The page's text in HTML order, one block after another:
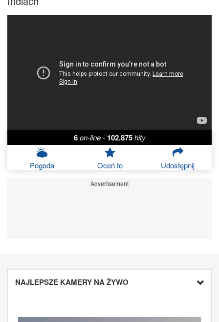
6 on-line - 102.875 hity
Pogoda Oceń to Udostępnij
Advertisement
NAJLEPSZE KAMERY NA ŻYWO